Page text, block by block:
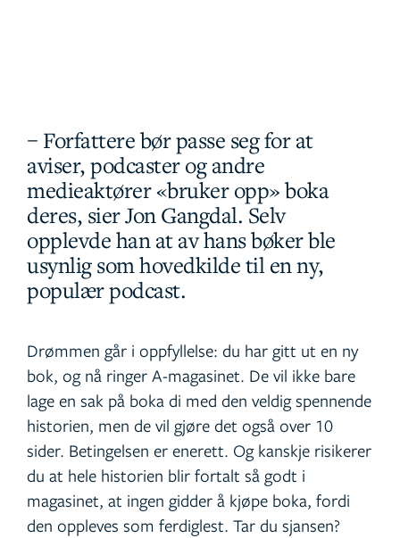
– Forfattere bør passe seg for at
aviser, podcaster og andre
medieaktører «bruker opp» boka
deres, sier Jon Gangdal. Selv
opplevde han at av hans bøker ble
usynlig som hovedkilde til en ny,
populær podcast.
Drømmen går i oppfyllelse: du har gitt ut en ny
bok, og nå ringer A-magasinet. De vil ikke bare
lage en sak på boka di med den veldig spennende
historien, men de vil gjøre det også over 10
sider. Betingelsen er enerett. Og kanskje risikerer
du at hele historien blir fortalt så godt i
magasinet, at ingen gidder å kjøpe boka, fordi
den oppleves som ferdiglest. Tar du sjansen?